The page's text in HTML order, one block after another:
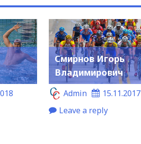
Смирнов Игорь
Владимирович
Admin
15.11.2017
Leave a reply